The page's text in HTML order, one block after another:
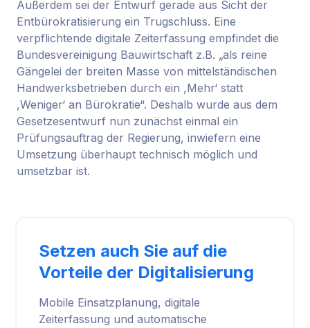
Außerdem sei der Entwurf gerade aus Sicht der
Entbürokratisierung ein Trugschluss. Eine
verpflichtende digitale Zeiterfassung empfindet die
Bundesvereinigung Bauwirtschaft z.B. „als reine
Gängelei der breiten Masse von mittelständischen
Handwerksbetrieben durch ein ,Mehr‘ statt
,Weniger‘ an Bürokratie“. Deshalb wurde aus dem
Gesetzesentwurf nun zunächst einmal ein
Prüfungsauftrag der Regierung, inwiefern eine
Umsetzung überhaupt technisch möglich und
umsetzbar ist.
Setzen auch Sie auf die
Vorteile der Digitalisierung
Mobile Einsatzplanung, digitale
Zeiterfassung und automatische